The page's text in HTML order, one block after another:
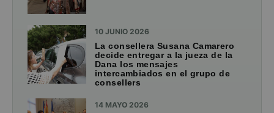
10 JUNIO 2026
La consellera Susana Camarero
decide entregar a la jueza de la
Dana los mensajes
intercambiados en el grupo de
consellers
14 MAYO 2026